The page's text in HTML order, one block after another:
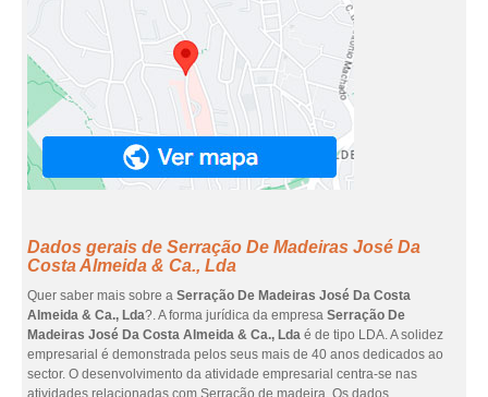
Dados gerais de Serração De Madeiras José Da
Costa Almeida & Ca., Lda
Quer saber mais sobre a Serração De Madeiras José Da Costa
Almeida & Ca., Lda?. A forma jurídica da empresa Serração De
Madeiras José Da Costa Almeida & Ca., Lda é de tipo LDA. A solidez
empresarial é demonstrada pelos seus mais de 40 anos dedicados ao
sector. O desenvolvimento da atividade empresarial centra-se nas
atividades relacionadas com Serração de madeira. Os dados